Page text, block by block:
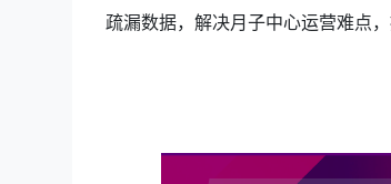
疏漏数据，解决月子中心运营难点